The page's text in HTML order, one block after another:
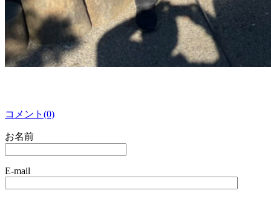
コメント(0)
お名前
E-mail